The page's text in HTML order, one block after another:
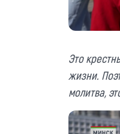
Это
жизни.
молитва,